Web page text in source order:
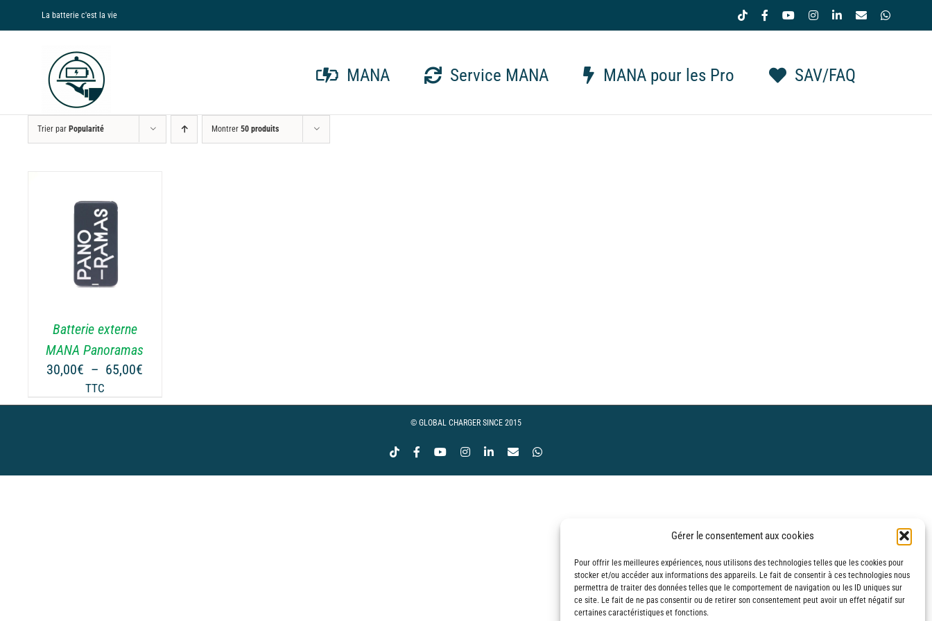
Gérer le consentement aux cookies
Pour offrir les meilleures expériences, nous utilisons des technologies telles que les cookies pour
stocker et/ou accéder aux informations des appareils. Le fait de consentir à ces technologies nous
permettra de traiter des données telles que le comportement de navigation ou les ID uniques sur
ce site. Le fait de ne pas consentir ou de retirer son consentement peut avoir un effet négatif sur
certaines caractéristiques et fonctions.
au
La batterie c'est la vie Tiktok FacebookYouTubeInstagramLinkedIn
Email
MANA Service MANA MANA pour les Pro SAV/FAQ
Trier par Popularité Montrer 50 produits
Batterie externe
MANA Panoramas
30,00€ – 65,00€
prix :
TTC
© GLOBAL CHARGER SINCE 2015
Tiktok FacebookYouTubeInstagramLinkedIn
EmailWhatsApp